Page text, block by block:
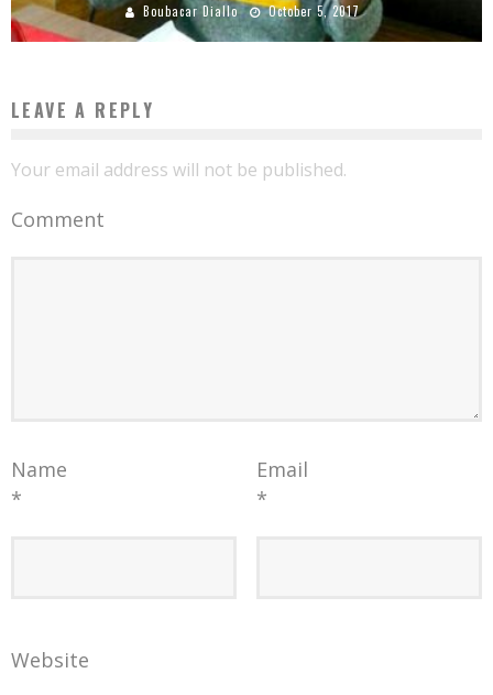
Boubacar Diallo October 5, 2017
LEAVE A REPLY
Your email address will not be published.
Comment
Name
*
Email
*
Website